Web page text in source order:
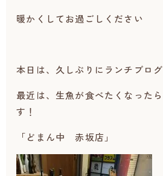
暖かくしてお過ごしください
本日は、久しぶりにランチブロ
最近は、生魚が食べたくなった
す！
「どまん中 赤坂店」